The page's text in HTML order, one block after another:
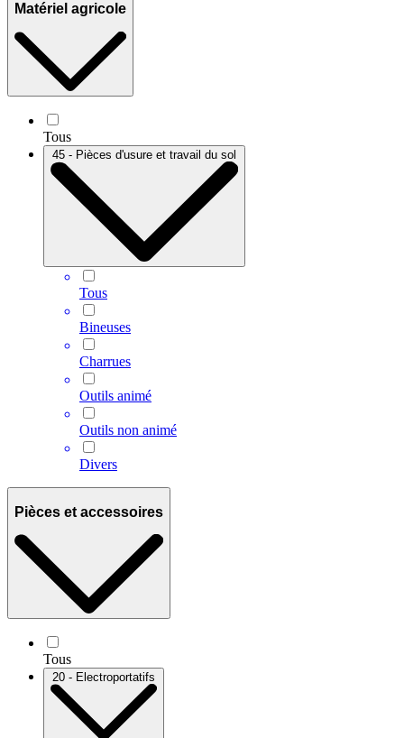
Matériel agricole
Tous
45 - Pièces d'usure et travail du sol
Tous
Bineuses
Charrues
Outils animé
Outils non animé
Divers
Pièces et accessoires
Tous
20 - Electroportatifs